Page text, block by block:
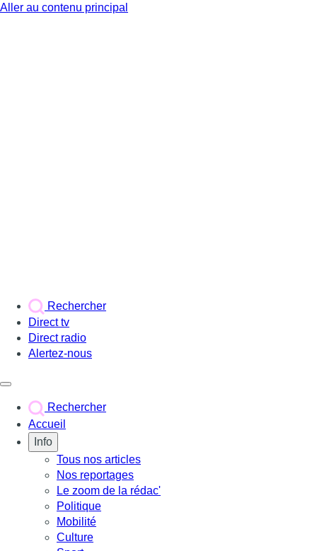
Aller au contenu principal
Rechercher
Direct tv
Direct radio
Alertez-nous
Rechercher
Accueil
Info
Tous nos articles
Nos reportages
Le zoom de la rédac'
Politique
Mobilité
Culture